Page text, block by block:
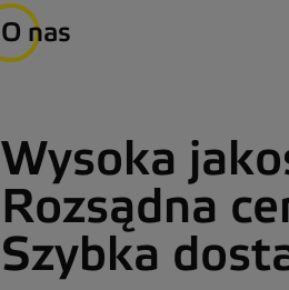
O nas
Wysoka
Rozsądna
Szybka